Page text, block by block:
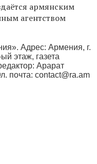
армянским
агентством
Адрес: Армения, г.
этаж, газета
Арарат
почта: contact@ra.am